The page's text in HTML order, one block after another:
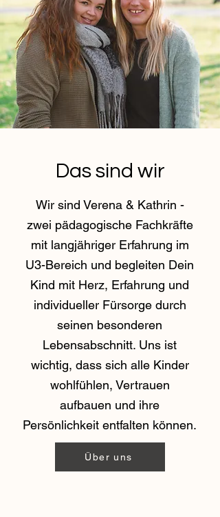
Das sind wir
Wir sind Verena & Kathrin -
zwei pädagogische Fachkräfte
mit langjähriger Erfahrung im
U3-Bereich und begleiten Dein
Kind mit Herz, Erfahrung und
individueller Fürsorge durch
seinen besonderen
Lebensabschnitt. Uns ist
wichtig, dass sich alle Kinder
wohlfühlen, Vertrauen
aufbauen und ihre
Persönlichkeit entfalten können.
Über uns